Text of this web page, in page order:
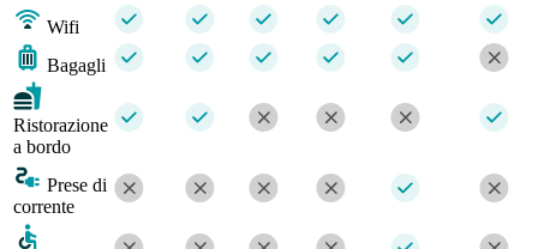
Wifi
Bagagli
Ristorazione
a bordo
Prese di
corrente